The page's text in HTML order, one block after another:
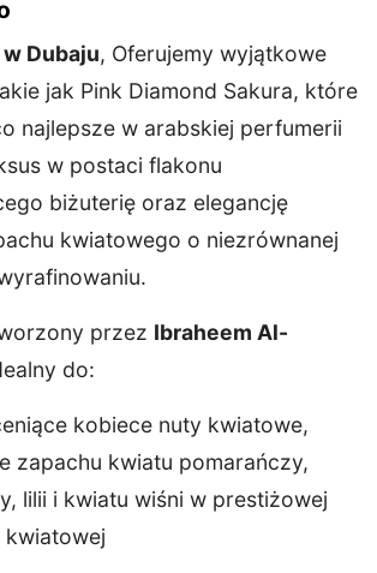
Dubaju, Oferujemy wyjątkowe
jak Pink Diamond Sakura, które
najlepsze w arabskiej perfumerii
w postaci flakonu
biżuterię oraz elegancję
kwiatowego o niezrównanej
przez Ibraheem Al-
do:
kobiece nuty kwiatowe,
zapachu kwiatu pomarańczy,
lilii i kwiatu wiśni w prestiżowej